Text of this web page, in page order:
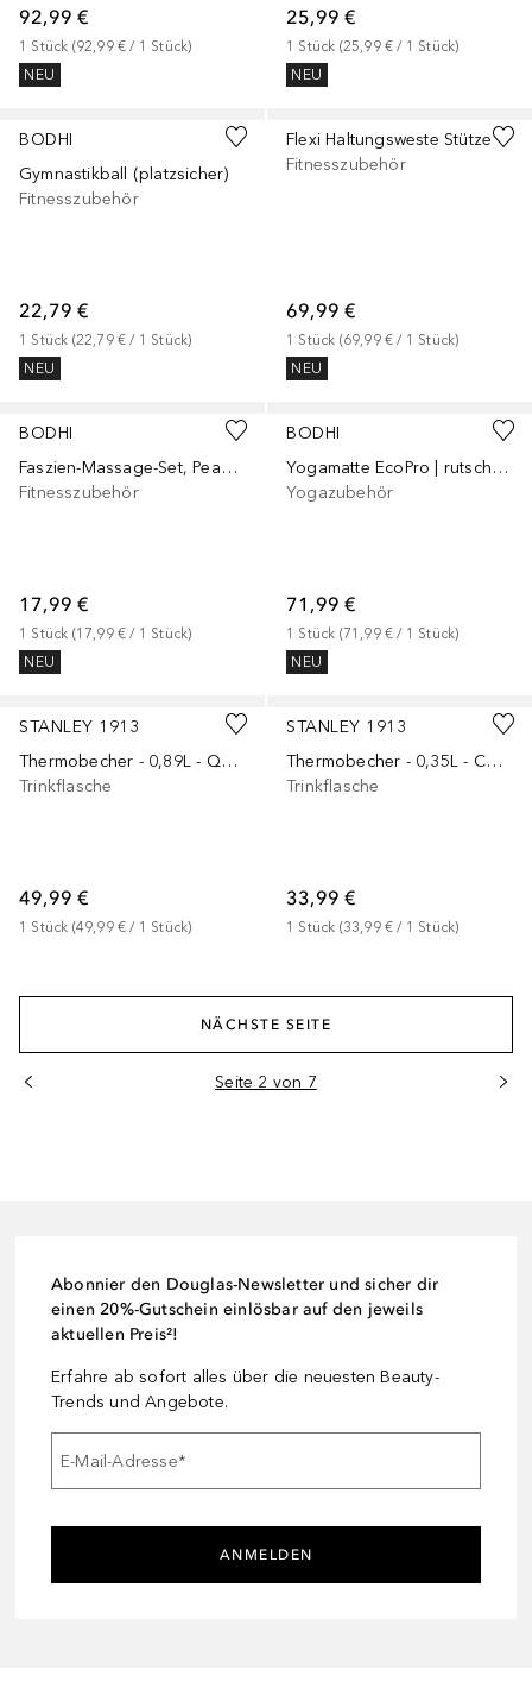
92,99 €
1 Stück (92,99 € / 1 Stück)
NEU
25,99 €
1 Stück (25,99 € / 1 Stück)
NEU
BODHI
Gymnastikball (platzsicher)
Fitnesszubehör
22,79 €
1 Stück (22,79 € / 1 Stück)
NEU
Flexi Haltungsweste Stütze
Fitnesszubehör
69,99 €
1 Stück (69,99 € / 1 Stück)
NEU
BODHI
Faszien-Massage-Set, Peanut Ball & Massageball
Fitnesszubehör
17,99 €
1 Stück (17,99 € / 1 Stück)
NEU
BODHI
Yogamatte EcoPro | rutschfest, aus 100 % Naturkautschuk
Yogazubehör
71,99 €
1 Stück (71,99 € / 1 Stück)
NEU
STANLEY 1913
Thermobecher - 0,89L - QUENCHER® H2.O FLOWSTATE™ TUMBLER
Trinkflasche
49,99 €
1 Stück (49,99 € / 1 Stück)
+
STANLEY 1913
Thermobecher - 0,35L - CAFÉ-TO-GO TRAVEL MUG
Trinkflasche
33,99 €
1 Stück (33,99 € / 1 Stück)
+
NÄCHSTE SEITE
Seite 2 von 7
Abonnier den Douglas-Newsletter und sicher dir
einen 20%-Gutschein einlösbar auf den jeweils
aktuellen Preis²!
Erfahre ab sofort alles über die neuesten Beauty-
Trends und Angebote.
E-Mail-Adresse*
ANMELDEN